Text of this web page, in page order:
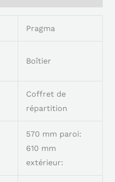
Pragma
Boîtier
Coffret de
répartition
570 mm paroi:
610 mm
extérieur: